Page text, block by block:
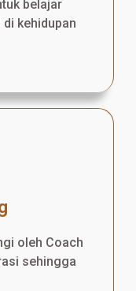
belajar
kehidupan
oleh Coach
sehingga